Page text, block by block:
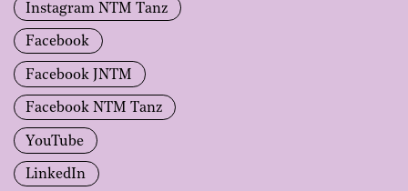
Instagram NTM Tanz
Facebook
Facebook JNTM
Facebook NTM Tanz
YouTube
LinkedIn